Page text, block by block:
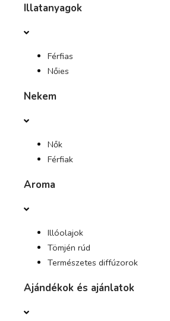
Illatanyagok
Férfias
Nőies
Nekem
Nők
Férfiak
Aroma
Illóolajok
Tömjén rúd
Természetes diffúzorok
Ajándékok és ajánlatok